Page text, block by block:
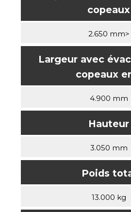
copeaux
2.650 mm>
Largeur avec
copeaux
4.900 mm
Hauteur
3.050 mm
Poids
13.000 kg